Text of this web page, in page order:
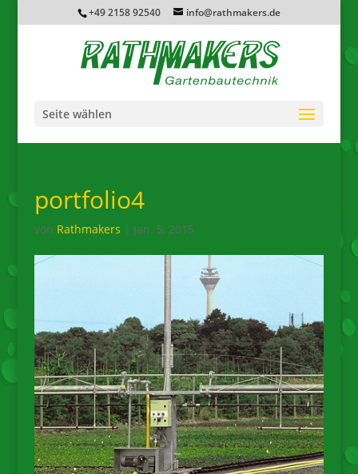
+49 2158 92540 info@rathmakers.de
Seite wählen
portfolio4
von Rathmakers | Jan. 5, 2015